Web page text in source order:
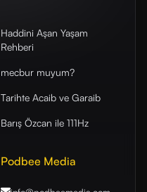
Haddini Aşan Yaşam
Rehberi
mecbur muyum?
Tarihte Acaib ve Garaib
Barış Özcan ile 111Hz
Podbee Media